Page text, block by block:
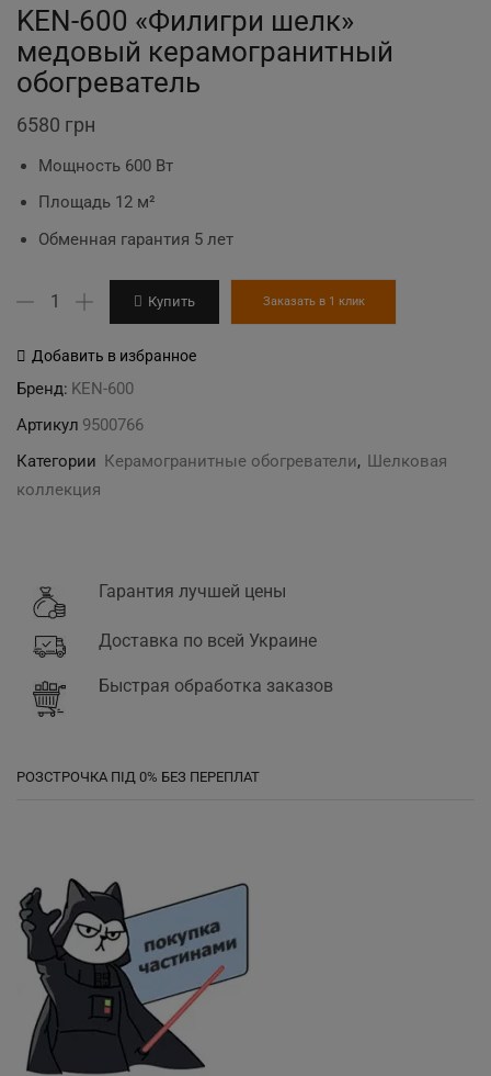
KEN-600 «Филигри шелк»
медовый керамогранитный
обогреватель
6580 грн
Мощность 600 Вт
Площадь 12 м²
Обменная гарантия 5 лет
Количество
KEN-
600
шелк"
медовый
керамогранитный
Купить Заказать в 1 клик
Добавить в избранное
Бренд: KEN-600
Артикул 9500766
Категории Керамогранитные обогреватели, Шелковая
коллекция
Гарантия лучшей цены
Доставка по всей Украине
Быстрая обработка заказов
РОЗСТРОЧКА ПІД 0% БЕЗ ПЕРЕПЛАТ